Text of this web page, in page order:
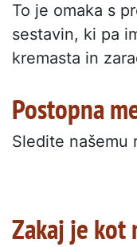
To je omaka s
sestavin, ki pa
kremasta in
Postopna
Sledite našemu
Zakaj je kot